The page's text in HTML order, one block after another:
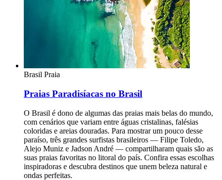
Brasil Praia
Praias Paradisíacas no Brasil
O Brasil é dono de algumas das praias mais belas do mundo,
com cenários que variam entre águas cristalinas, falésias
coloridas e areias douradas. Para mostrar um pouco desse
paraíso, três grandes surfistas brasileiros — Filipe Toledo,
Alejo Muniz e Jadson André — compartilharam quais são as
suas praias favoritas no litoral do país. Confira essas escolhas
inspiradoras e descubra destinos que unem beleza natural e
ondas perfeitas.